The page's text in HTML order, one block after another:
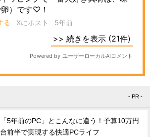
- PR -
「5年前のPC」とこんなに違う！予算10万円
台前半で実現する快適PCライフ